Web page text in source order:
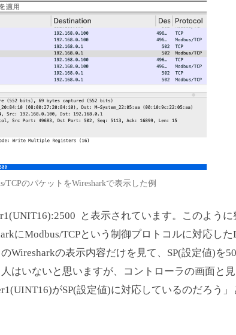
TCPのパケットをWiresharkで表示した例
と表示されています。このように
にModbus/TCPという制御プロトコルに対応した
Wiresharkの表示内容だけを見て、SP(設定値)を
はいないと思いますが、コントローラの画面と
がSP(設定値)に対応しているのだろう